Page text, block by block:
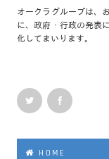
オークラグループは、
に、政府・行政の発表
化してまいります。
HOME